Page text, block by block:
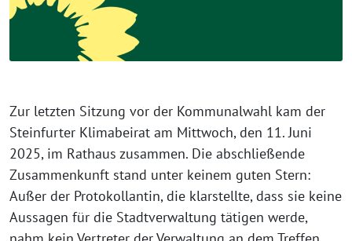
Zur letzten Sitzung vor der Kommunalwahl kam der
Steinfurter Klimabeirat am Mittwoch, den 11. Juni
2025, im Rathaus zusammen. Die abschließende
Zusammenkunft stand unter keinem guten Stern:
Außer der Protokollantin, die klarstellte, dass sie keine
Aussagen für die Stadtverwaltung tätigen werde,